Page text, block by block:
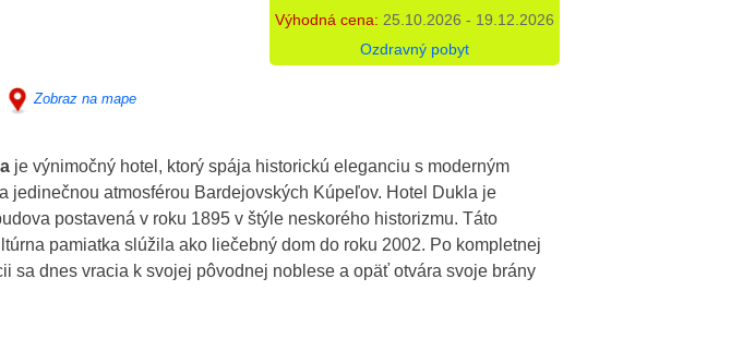
Výhodná cena: 25.10.2026 - 19.12.2026
Ozdravný pobyt
Zobraz na mape
je výnimočný hotel, ktorý spája historickú eleganciu s moderným
jedinečnou atmosférou Bardejovských Kúpeľov. Hotel Dukla je
postavená v roku 1895 v štýle neskorého historizmu. Táto
pamiatka slúžila ako liečebný dom do roku 2002. Po kompletnej
sa dnes vracia k svojej pôvodnej noblese a opäť otvára svoje brány